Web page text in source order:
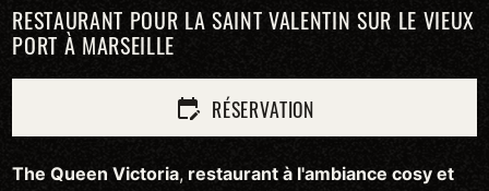
RESTAURANT POUR LA SAINT VALENTIN SUR LE VIEUX
PORT À MARSEILLE
edit_calendar RÉSERVATION
The Queen Victoria, restaurant à l'ambiance cosy et